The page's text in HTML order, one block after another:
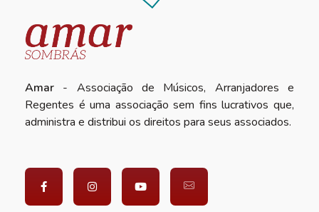
Amar - Associação de Músicos, Arranjadores e
Regentes é uma associação sem fins lucrativos que,
administra e distribui os direitos para seus associados.